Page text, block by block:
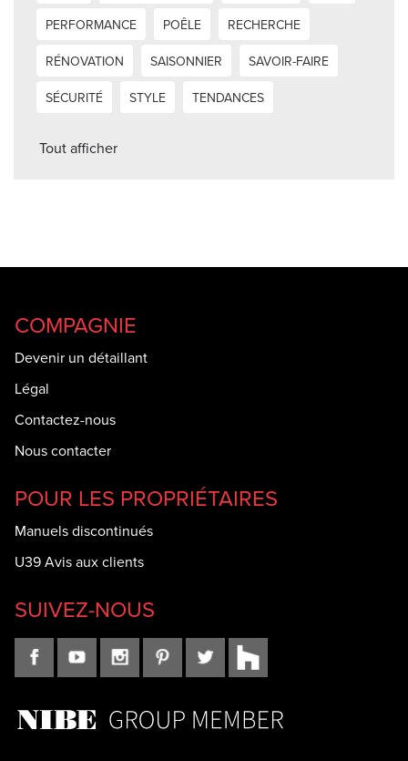
PERFORMANCE
POÊLE
RECHERCHE
RÉNOVATION
SAISONNIER
SAVOIR-FAIRE
SÉCURITÉ
STYLE TENDANCES
Tout afficher
COMPAGNIE
Devenir un détaillant
Légal
Contactez-nous
Nous contacter
POUR LES PROPRIÉTAIRES
Manuels discontinués
U39 Avis aux clients
SUIVEZ-NOUS